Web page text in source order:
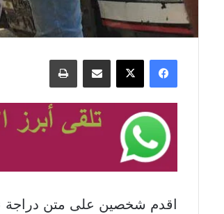
فيسبوك ‫X مشاركة عبر البريد طباعة
اقدم شخصين على متن دراجة